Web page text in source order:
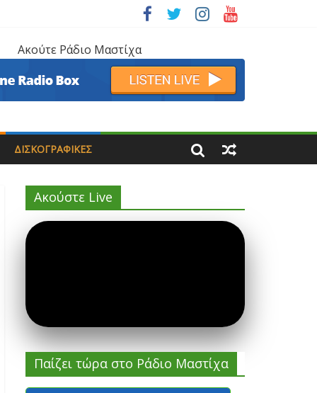
Ακούτε Ράδιο Μαστίχα
ΔΙΣΚΟΓΡΑΦΙΚΈΣ
Ακούστε Live
Παίζει τώρα στο Ράδιο Μαστίχα